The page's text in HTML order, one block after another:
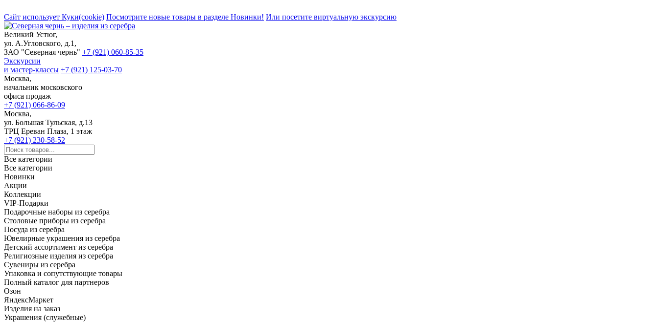
Сайт использует Куки(cookie) Посмотрите новые товары в разделе Новинки! Или посетите виртуальную экскурсию
Великий Устюг,
ул. А.Угловского, д.1,
ЗАО "Северная чернь" +7 (921) 060-85-35
Экскурсии
и мастер-классы +7 (921) 125-03-70
Москва,
начальник московского
офиса продаж
+7 (921) 066-86-09
Москва,
ул. Большая Тульская, д.13
ТРЦ Ереван Плаза, 1 этаж
+7 (921) 230-58-52
Все категории
Все категории
Новинки
Акции
Коллекции
VIP-Подарки
Подарочные наборы из серебра
Столовые приборы из серебра
Посуда из серебра
Ювелирные украшения из серебра
Детский ассортимент из серебра
Религиозные изделия из серебра
Сувениры из серебра
Упаковка и сопутствующие товары
Полный каталог для партнеров
Озон
ЯндексМаркет
Изделия на заказ
Украшения (служебные)